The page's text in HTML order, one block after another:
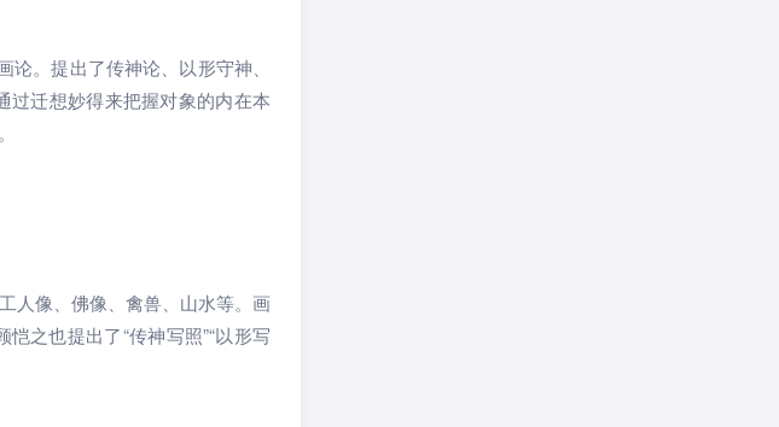
。提出了传神论、以形守神、
过迁想妙得来把握对象的内在本
人像、佛像、禽兽、山水等。画
之也提出了“传神写照”“以形写